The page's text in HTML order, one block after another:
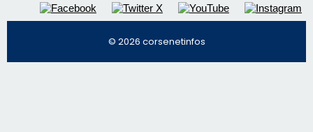
© 2026 corsenetinfos